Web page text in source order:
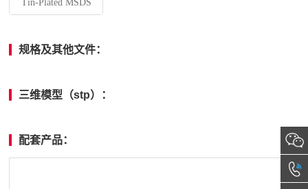
Tin-Plated MSDS
规格及其他文件：
三维模型（stp）：
配套产品：